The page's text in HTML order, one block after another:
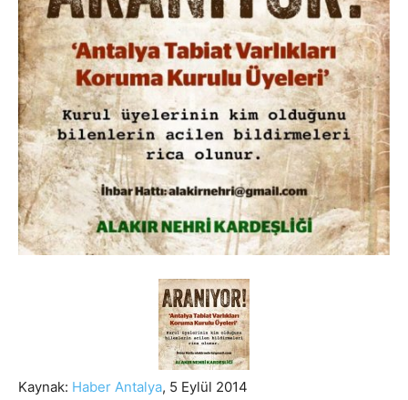
Kaynak: Haber Antalya, 5 Eylül 2014